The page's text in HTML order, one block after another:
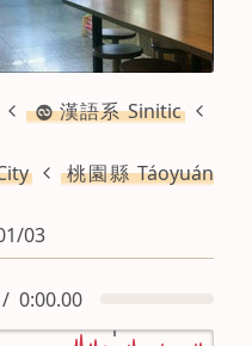
漢語系 Sinitic
桃園縣 Táoyuán
03
/ 0:00.00